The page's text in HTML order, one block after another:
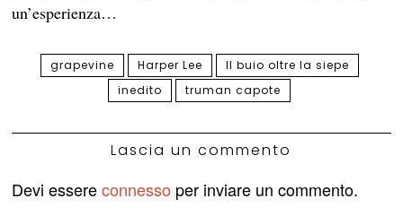
un’esperienza…
grapevine Harper Lee
Il buio oltre la siepe
inedito
truman capote
Lascia un commento
Devi essereconnesso per inviare un commento.